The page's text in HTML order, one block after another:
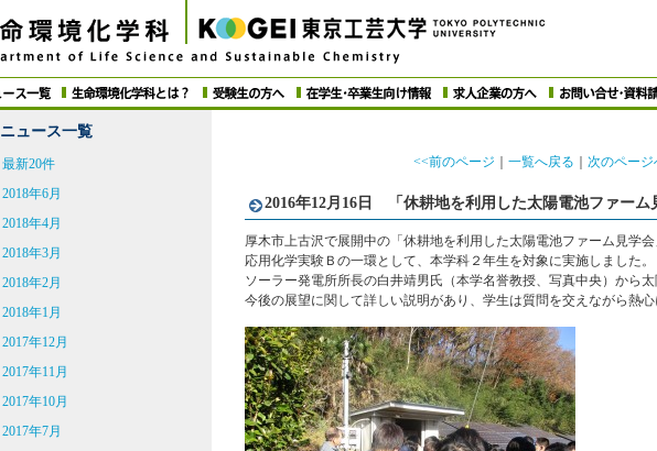
ニュース一覧
最新20件
2018年6月
2018年4月
2018年3月
2018年2月
2018年1月
2017年12月
2017年11月
2017年10月
2017年7月
<<前のページ 一覧へ戻る 次のページ
2016年12月16日 「休耕地を利用した太陽電池ファーム
厚木市上古沢で展開中の「休耕地を利用した太陽電池ファーム見学
応用化学実験Ｂの一環として、本学科２年生を対象に実施しました。
ソーラー発電所所長の白井靖男氏（本学名誉教授、写真中央）から
今後の展望に関して詳しい説明があり、学生は質問を交えながら熱